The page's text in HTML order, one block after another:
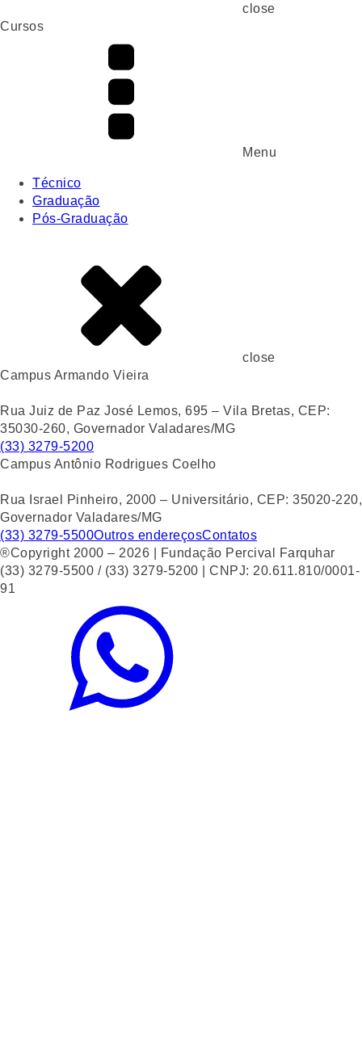
close
Cursos
Menu
Técnico
Graduação
Pós-Graduação
close
Campus Armando Vieira
Rua Juiz de Paz José Lemos, 695 – Vila Bretas, CEP:
35030-260, Governador Valadares/MG
(33) 3279-5200
Campus Antônio Rodrigues Coelho
Rua Israel Pinheiro, 2000 – Universitário, CEP: 35020-220,
Governador Valadares/MG
(33) 3279-5500Outros endereçosContatos
®Copyright 2000 – 2026 | Fundação Percival Farquhar
(33) 3279-5500 / (33) 3279-5200 | CNPJ: 20.611.810/0001-
91